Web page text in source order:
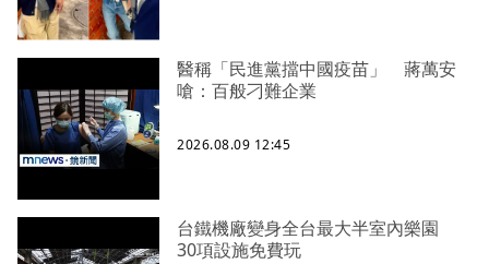
醫稱「民進黨擋中國疫苗」 蔣萬安
嗆：百般刁難企業
2026.08.09 12:45
台鐵機廠變身全台最大半室內樂園
30項設施免費玩